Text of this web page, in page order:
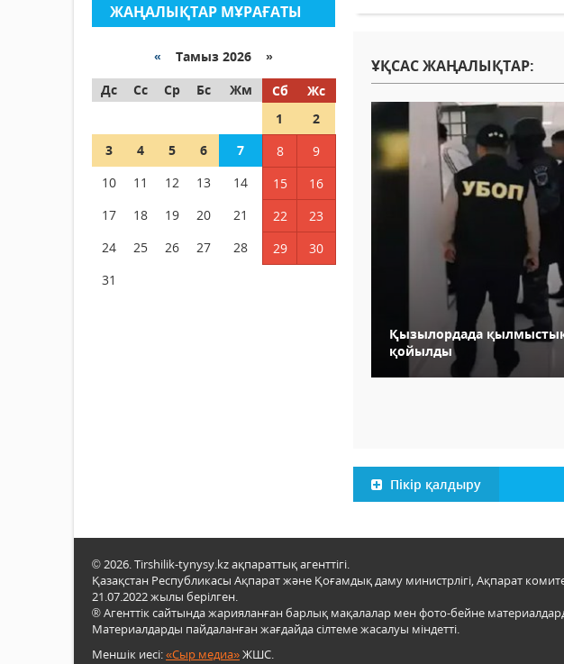
ЖАҢАЛЫҚТАР МҰРАҒАТЫ
« Тамыз 2026 »
Дс
Сс Ср Бс Жм Сб
Жс
1
2
3
4 5 6 7 8
9
10
11 12 13 14 15
16
17
18 19 20 21 22
23
24
25 26 27 28 29
30
31
ҰҚСАС ЖАҢАЛЫҚТАР:
Қызылордада қылмыстық
қойылды
Пікір қалдыру
© 2026. Tirshilik-tynysy.kz ақпараттық агенттігі.
Қазақстан Республикасы Ақпарат және Қоғамдық даму министрлігі, Ақпарат
21.07.2022 жылы берілген.
® Агенттік сайтында жарияланған барлық мақалалар мен фото-бейне
Материалдарды пайдаланған жағдайда сілтеме жасалуы міндетті.
Меншік иесі:«Сыр медиа»ЖШС.